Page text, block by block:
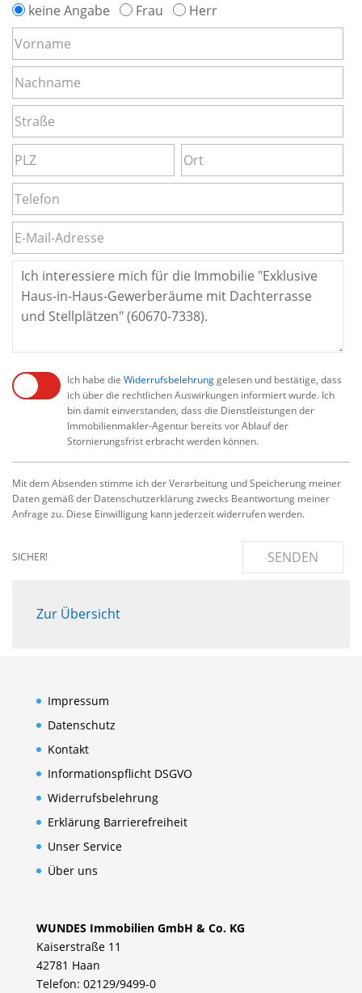
keine Angabe Frau Herr
Ich habe die Widerrufsbelehrunggelesen und bestätige, dass
ich über die rechtlichen Auswirkungen informiert wurde. Ich
bin damit einverstanden, dass die Dienstleistungen der
Immobilienmakler-Agentur bereits vor Ablauf der
Stornierungsfrist erbracht werden können.
Mit dem Absenden stimme ich der Verarbeitung und Speicherung meiner
Daten gemäß der Datenschutzerklärung zwecks Beantwortung meiner
Anfrage zu. Diese Einwilligung kann jederzeit widerrufen werden.
SICHER! SENDEN
Zur Übersicht
Impressum
Datenschutz
Kontakt
Informationspflicht DSGVO
Widerrufsbelehrung
Erklärung Barrierefreiheit
Unser Service
Über uns
WUNDES Immobilien GmbH & Co. KG
Kaiserstraße 11
42781 Haan
Telefon: 02129/9499-0